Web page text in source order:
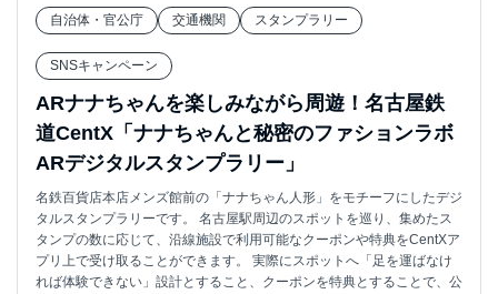
自治体・官公庁 交通機関 スタンプラリー
SNSキャンペーン
ARナナちゃんを楽しみながら周遊！名古屋鉄
道CentX「ナナちゃんと秘密のファションラボ
ARデジタルスタンプラリー」
名鉄百貨店本店メンズ館前の「ナナちゃん人形」をモチーフにしたデジ
タルスタンプラリーです。 名古屋駅周辺のスポットを巡り、集めたス
タンプの数に応じて、沿線施設で利用可能なクーポンや特典をCentXア
プリ上で受け取ることができます。 実際にスポットへ「足を運ばなけ
れば体験できない」設計とすること、クーポンを特典とすることで、公